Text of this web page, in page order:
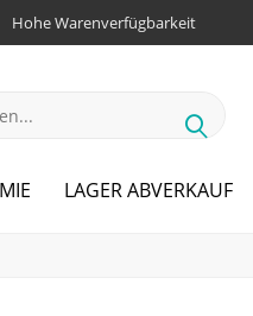
Hohe Warenverfügbarkeit
LAGER ABVERKAUF